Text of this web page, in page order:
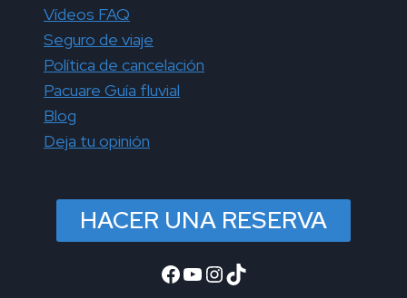
Vídeos FAQ
Seguro de viaje
Política de cancelación
Pacuare Guía fluvial
Blog
Deja tu opinión
HACER UNA RESERVA
Facebook
YouTube
Instagram
TikTok